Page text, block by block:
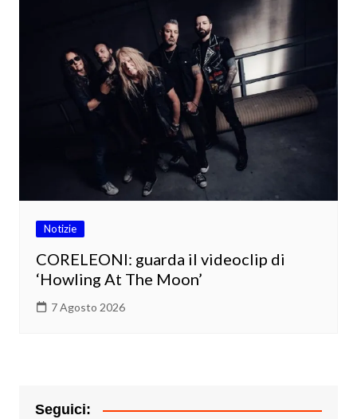
Notizie
CORELEONI: guarda il videoclip di
‘Howling At The Moon’
7 Agosto 2026
Seguici: